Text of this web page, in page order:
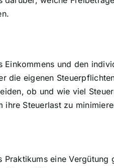
und den
die eigenen
ob und wie viel
ihre Steuerlast zu
eine Vergütung